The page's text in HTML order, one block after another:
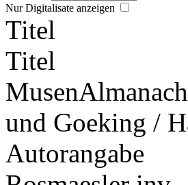
Nur Digitalisate anzeigen
Titel
Titel
und Goeking /
Autorangabe